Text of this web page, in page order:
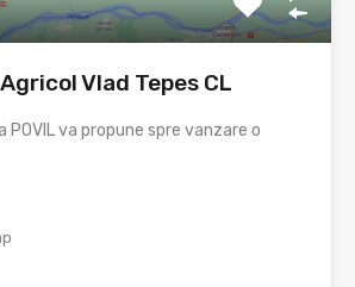
Vlad Tepes CL
POVIL va propune spre vanzare o